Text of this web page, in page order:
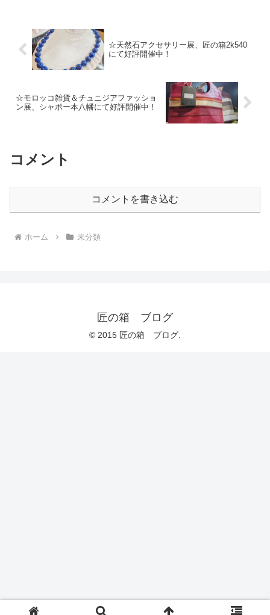
☆天然石アクセサリー展、匠の箱2k540
にて好評開催中！
☆モロッコ雑貨＆チュニジアファッショ
ン展、シャポー本八幡にて好評開催中！
コメント
コメントを書き込む
ホーム 未分類
匠の箱 ブログ
© 2015 匠の箱 ブログ.